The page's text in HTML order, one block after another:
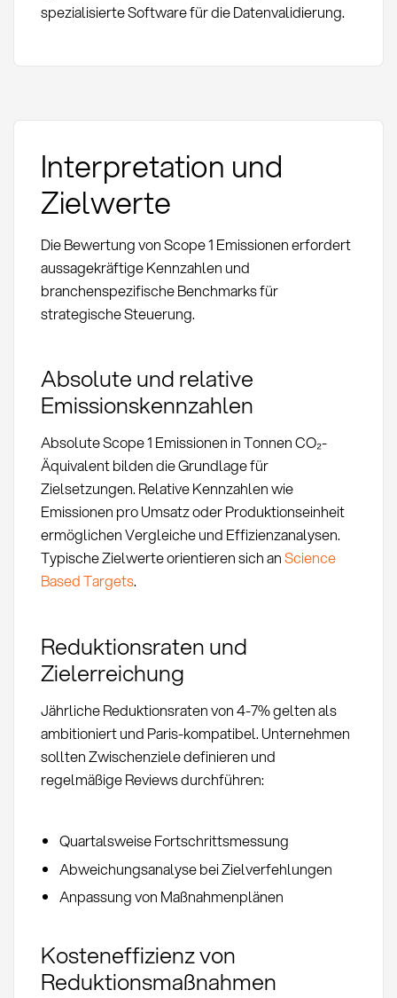
spezialisierte Software für die Datenvalidierung.
Interpretation und
Zielwerte
Die Bewertung von Scope 1 Emissionen erfordert
aussagekräftige Kennzahlen und
branchenspezifische Benchmarks für
strategische Steuerung.
Absolute und relative
Emissionskennzahlen
Absolute Scope 1 Emissionen in Tonnen CO₂-
Äquivalent bilden die Grundlage für
Zielsetzungen. Relative Kennzahlen wie
Emissionen pro Umsatz oder Produktionseinheit
ermöglichen Vergleiche und Effizienzanalysen.
Typische Zielwerte orientieren sich anScience
Based Targets.
Reduktionsraten und
Zielerreichung
Jährliche Reduktionsraten von 4-7% gelten als
ambitioniert und Paris-kompatibel. Unternehmen
sollten Zwischenziele definieren und
regelmäßige Reviews durchführen:
Quartalsweise Fortschrittsmessung
Abweichungsanalyse bei Zielverfehlungen
Anpassung von Maßnahmenplänen
Kosteneffizienz von
Reduktionsmaßnahmen